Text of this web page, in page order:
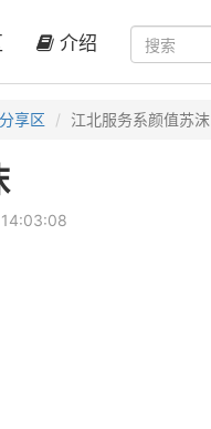
介绍
享区 江北服务系颜值苏沫
14:03:08